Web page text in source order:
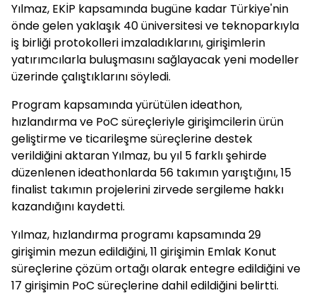
Yılmaz, EKİP kapsamında bugüne kadar Türkiye'nin
önde gelen yaklaşık 40 üniversitesi ve teknoparkıyla
iş birliği protokolleri imzaladıklarını, girişimlerin
yatırımcılarla buluşmasını sağlayacak yeni modeller
üzerinde çalıştıklarını söyledi.
Program kapsamında yürütülen ideathon,
hızlandırma ve PoC süreçleriyle girişimcilerin ürün
geliştirme ve ticarileşme süreçlerine destek
verildiğini aktaran Yılmaz, bu yıl 5 farklı şehirde
düzenlenen ideathonlarda 56 takımın yarıştığını, 15
finalist takımın projelerini zirvede sergileme hakkı
kazandığını kaydetti.
Yılmaz, hızlandırma programı kapsamında 29
girişimin mezun edildiğini, 11 girişimin Emlak Konut
süreçlerine çözüm ortağı olarak entegre edildiğini ve
17 girişimin PoC süreçlerine dahil edildiğini belirtti.